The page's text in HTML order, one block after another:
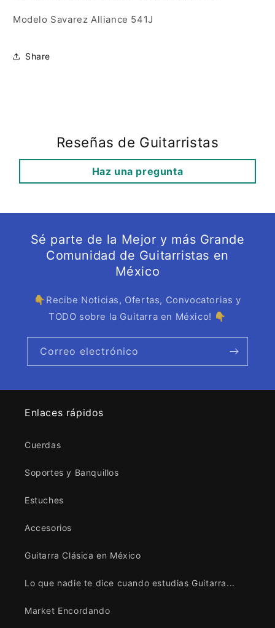
Modelo Savarez Alliance 541J
Share
Reseñas de Guitarristas
Haz una pregunta
Sé parte de la Mejor y más Grande
Comunidad de Guitarristas en
México
👇Recibe Noticias, Ofertas, Convocatorias y
TODO sobre la Guitarra en México! 👇
Correo electrónico
Enlaces rápidos
Cuerdas
Soportes y Banquillos
Estuches
Accesorios
Guitarra Clásica en México
Lo que nadie te dice cuando estudias Guitarra...
Market Encordando